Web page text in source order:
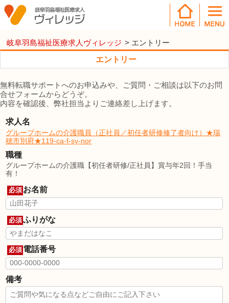
岐阜羽島福祉医療求人ヴィレッジ > エントリー
エントリー
無料転職サポートへのお申込みや、ご質問・ご相談は以下のお問
合せフォームからどうぞ。
内容を確認後、弊社担当よりご連絡差し上げます。
求人名
グループホームの介護職員（正社員／初任者研修修了者向け）★瑞
穂市別府★119-ca-f-sy-nor
職種
グループホームの介護職【初任者研修/正社員】賞与年2回！手当
有！
必須 お名前
必須ふりがな
必須 電話番号
備考